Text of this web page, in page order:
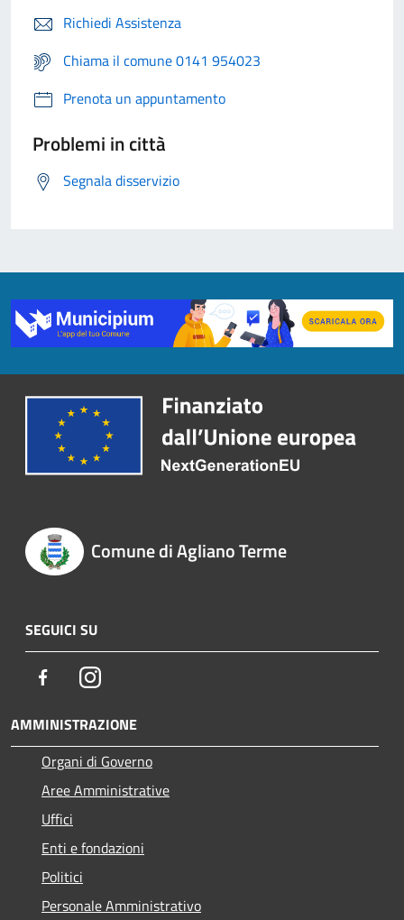
Richiedi Assistenza
Chiama il comune 0141 954023
Prenota un appuntamento
Problemi in città
Segnala disservizio
Comune di Agliano Terme
SEGUICI SU
FacebookInstagram
AMMINISTRAZIONE
Organi di Governo
Aree Amministrative
Uffici
Enti e fondazioni
Politici
Personale Amministrativo